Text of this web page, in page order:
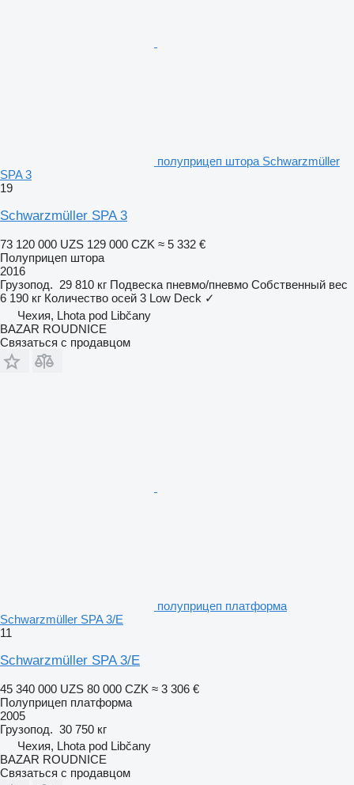
полуприцеп штора Schwarzmüller
SPA 3
19
Schwarzmüller SPA 3
73 120 000 UZS 129 000 CZK ≈ 5 332 €
Полуприцеп штора
2016
Грузопод. 29 810 кг Подвеска пневмо/пневмо Собственный вес
6 190 кг Количество осей 3 Low Deck ✓
Чехия, Lhota pod Libčany
BAZAR ROUDNICE
Связаться с продавцом
полуприцеп платформа
Schwarzmüller SPA 3/E
11
Schwarzmüller SPA 3/E
45 340 000 UZS 80 000 CZK ≈ 3 306 €
Полуприцеп платформа
2005
Грузопод. 30 750 кг
Чехия, Lhota pod Libčany
BAZAR ROUDNICE
Связаться с продавцом